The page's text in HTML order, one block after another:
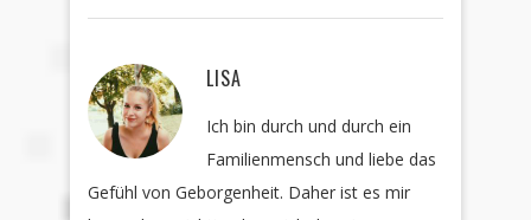
LISA
Ich bin durch und durch ein
Familienmensch und liebe das
Gefühl von Geborgenheit. Daher ist es mir